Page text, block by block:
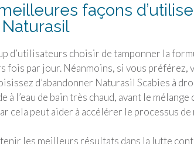
façons
d’utilisateurs choisir de tamponner la
fois par jour. Néanmoins, si vous préférez,
d’abandonner Naturasil Scabies à
à l’eau de bain très chaud, avant le
cela peut aider à accélérer le processus
les meilleurs résultats dans la lutte